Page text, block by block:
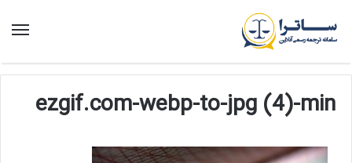
منو
ezgif.com-webp-to-jpg (4)-min